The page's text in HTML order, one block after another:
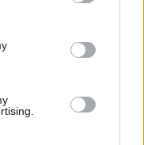
third-party tags to
in below Google
και ο
Καταγγέλλει
και πληρωμένους